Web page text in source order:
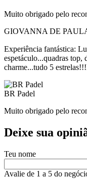
Muito obrigado pelo
GIOVANNA DE
Experiência fantástica:
espetáculo...quadras top,
charme...tudo 5
BR Padel
Muito obrigado pelo
Deixe sua
Teu nome
Avalie de 1 a 5 do